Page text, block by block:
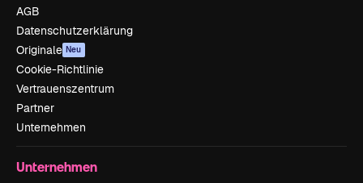
AGB
Datenschutzerklärung
Originale Neu
Cookie-Richtlinie
Vertrauenszentrum
Partner
Unternehmen
Unternehmen